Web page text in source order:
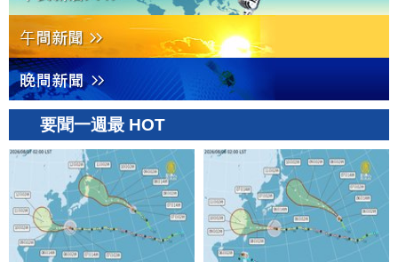
要聞一週最 HOT